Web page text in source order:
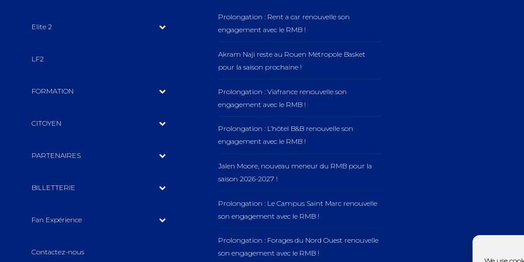
Elite 2
LF2
FORMATION
CITOYEN
PARTENAIRES
BILLETTERIE
Fan Expérience
Contactez-nous
Prolongation : Rent a car renouvelle son
engagement avec le RMB !
Akram Naji reste au Rouen Métropole Basket
pour la saison prochaine !
Prolongation : Viafrance renouvelle son
engagement avec le RMB !
Prolongation : L’hôtel B&B renouvelle son
engagement avec le RMB !
Jalen Moore, nouveau meneur du RMB pour la
saison 2026-2027 !
Prolongation : Le Campus Saint Marc renouvelle
son engagement avec le RMB !
Prolongation : Forages du Nord Ouest renouvelle
son engagement avec le RMB !